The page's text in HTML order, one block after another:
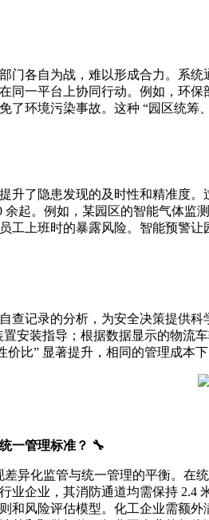
门各自为战，难以形成合力。系
同一平台上协同行动。例如，环
环境污染事故。这种 “园区统
升了隐患发现的及时性和精准度
起。例如，某园区的智能气体
上班时的暴露风险。智能预警
查记录的分析，为安全决策提供
安装指导；根据数据显示的物
比” 显著提升，相同的管理成本
一管理标准？ 🔧
异化监管与统一管理的平衡。
业企业，其消防通道均需保持
和风险评估模型。化工企业需额